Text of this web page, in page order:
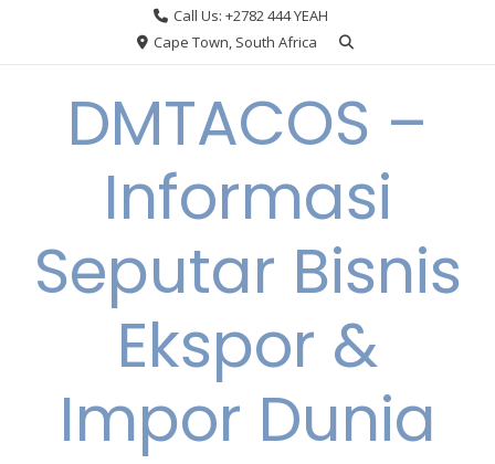
Call Us: +2782 444 YEAH
Cape Town, South Africa
DMTACOS –
Informasi
Seputar Bisnis
Ekspor &
Impor Dunia